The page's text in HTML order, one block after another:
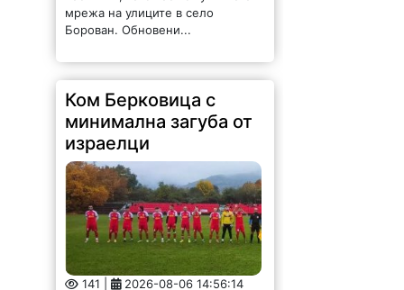
мрежа на улиците в село
Борован. Обновени...
Ком Берковица с
минимална загуба от
израелци
141 | 2026-08-06 14:56:14